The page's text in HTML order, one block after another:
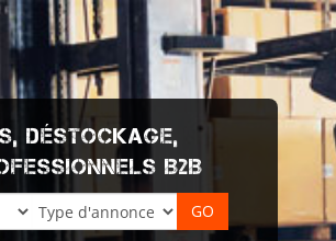
DÉSTOCKAGE,
B2B